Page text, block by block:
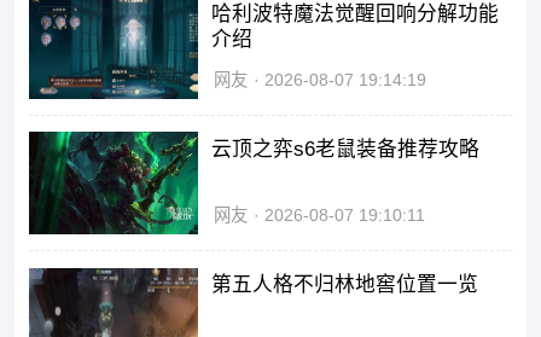
哈利波特魔法觉醒回响分解功能
介绍
网友 2026-08-07 19:14:19
云顶之弈s6老鼠装备推荐攻略
网友 2026-08-07 19:10:11
第五人格不归林地窖位置一览